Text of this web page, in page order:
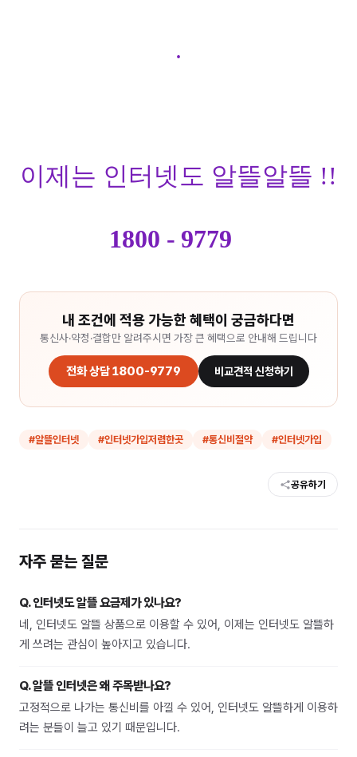
.
이제는 인터넷도 알뜰알뜰 !!
1800 - 9779
내 조건에 적용 가능한 혜택이 궁금하다면
통신사·약정·결합만 알려주시면 가장 큰 혜택으로 안내해 드립니다
전화 상담 1800-9779 비교견적 신청하기
#알뜰인터넷 #인터넷가입저렴한곳 #통신비절약 #인터넷가입
공유하기
자주 묻는 질문
Q.인터넷도 알뜰 요금제가 있나요?
네, 인터넷도 알뜰 상품으로 이용할 수 있어, 이제는 인터넷도 알뜰하
게 쓰려는 관심이 높아지고 있습니다.
Q.알뜰 인터넷은 왜 주목받나요?
고정적으로 나가는 통신비를 아낄 수 있어, 인터넷도 알뜰하게 이용하
려는 분들이 늘고 있기 때문입니다.